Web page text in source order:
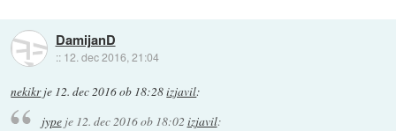
DamijanD
:: 12. dec 2016, 21:04
nekikrje 12. dec 2016 ob 18:28izjavil:
jypeje 12. dec 2016 ob 18:02 izjavil: